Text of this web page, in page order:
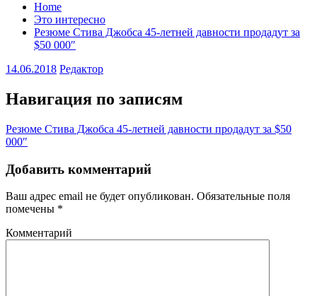
Home
Это интересно
Резюме Стива Джобса 45-летней давности продадут за
$50 000″
14.06.2018 Редактор
Навигация по записям
Резюме Стива Джобса 45-летней давности продадут за $50
000″
Добавить комментарий
Ваш адрес email не будет опубликован. Обязательные поля
помечены *
Комментарий